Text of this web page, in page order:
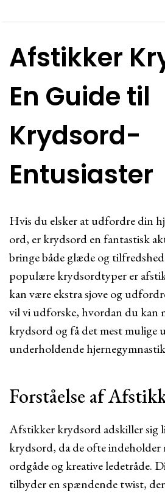
Afstikker
En Guide til
Krydsord-
Entusiaster
Hvis du elsker at udfordre din
ord, er krydsord en fantastisk
bringe både glæde og
populære krydsordtyper er
kan være ekstra sjove og
vil vi udforske, hvordan du kan
krydsord og få det mest mulige
underholdende
Forståelse af
Afstikker krydsord adskiller sig
krydsord, da de ofte indeholder
ordgåde og kreative ledetråde.
tilbyder en spændende twist,